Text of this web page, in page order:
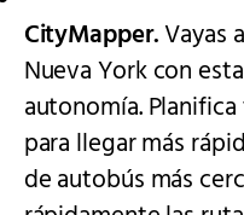
CityMapper.Vayas
Nueva York con
autonomía.
para llegar más
de autobús más